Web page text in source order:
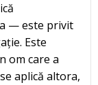
— este privit
Este
om care a
aplică altora,